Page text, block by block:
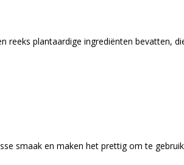
reeks plantaardige ingrediënten bevatten,
smaak en maken het prettig om te